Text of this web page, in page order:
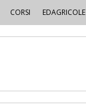
CORSI EDAGRICOLE